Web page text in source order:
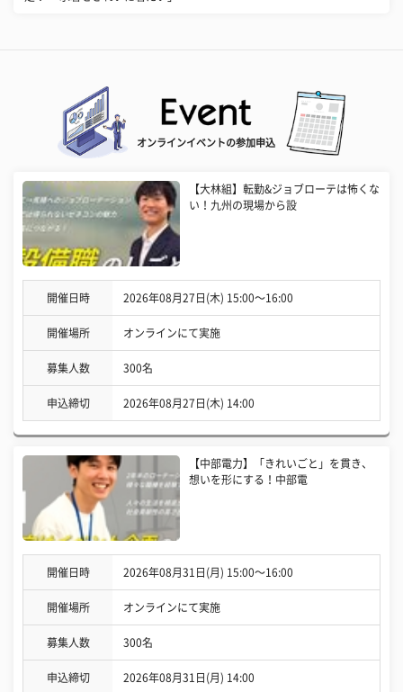
オンラインイベントの参加申込
【大林組】転勤&ジョブローテは怖くな
い！九州の現場から設
開催日時 2026年08月27日(木) 15:00〜16:00
開催場所 オンラインにて実施
募集人数 300名
申込締切 2026年08月27日(木) 14:00
【中部電力】「きれいごと」を貫き、
想いを形にする！中部電
開催日時 2026年08月31日(月) 15:00〜16:00
開催場所 オンラインにて実施
募集人数 300名
申込締切 2026年08月31日(月) 14:00